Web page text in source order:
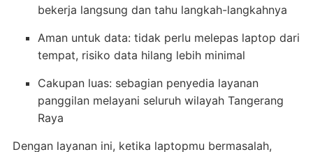
bekerja langsung dan tahu langkah-langkahnya
Aman untuk data: tidak perlu melepas laptop dari
tempat, risiko data hilang lebih minimal
Cakupan luas: sebagian penyedia layanan
panggilan melayani seluruh wilayah Tangerang
Raya
Dengan layanan ini, ketika laptopmu bermasalah,